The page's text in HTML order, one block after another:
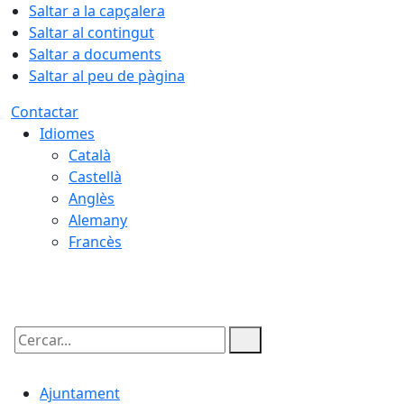
Saltar a la capçalera
Saltar al contingut
Saltar a documents
Saltar al peu de pàgina
Contactar
Idiomes
Català
Castellà
Anglès
Alemany
Francès
Cercar:
Ajuntament